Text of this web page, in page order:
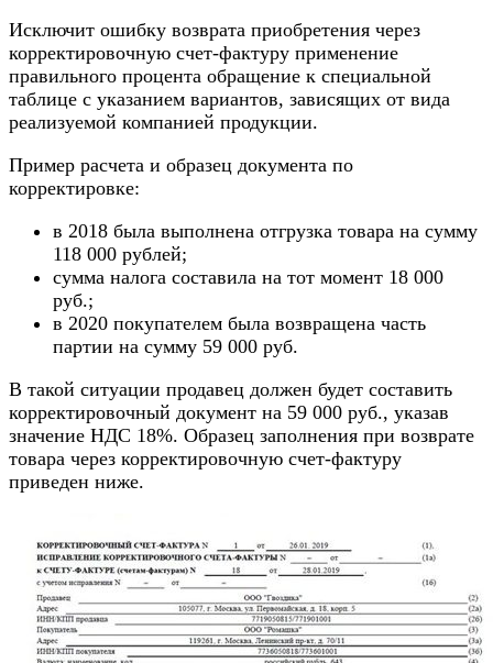
Исключит ошибку возврата приобретения через
корректировочную счет-фактуру применение
правильного процента обращение к специальной
таблице с указанием вариантов, зависящих от вида
реализуемой компанией продукции.
Пример расчета и образец документа по
корректировке:
в 2018 была выполнена отгрузка товара на сумму
118 000 рублей;
сумма налога составила на тот момент 18 000
руб.;
в 2020 покупателем была возвращена часть
партии на сумму 59 000 руб.
В такой ситуации продавец должен будет составить
корректировочный документ на 59 000 руб., указав
значение НДС 18%. Образец заполнения при возврате
товара через корректировочную счет-фактуру
приведен ниже.